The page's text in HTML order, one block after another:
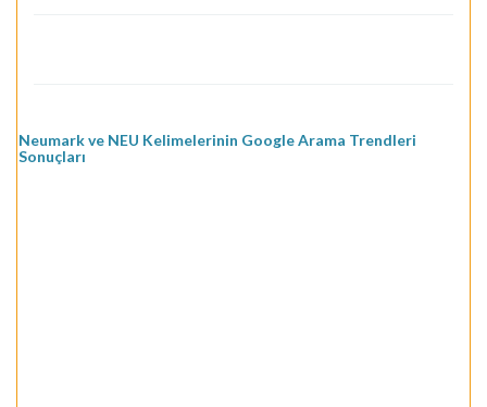
Neumark ve NEU Kelimelerinin Google Arama Trendleri
Sonuçları